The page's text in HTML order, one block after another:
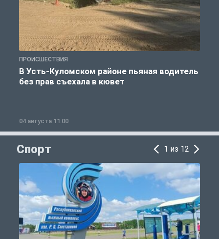
ПРОИСШЕСТВИЯ
В Усть-Куломском районе пьяная водитель
без прав съехала в кювет
04 августа 11:00
Спорт 1 из 12